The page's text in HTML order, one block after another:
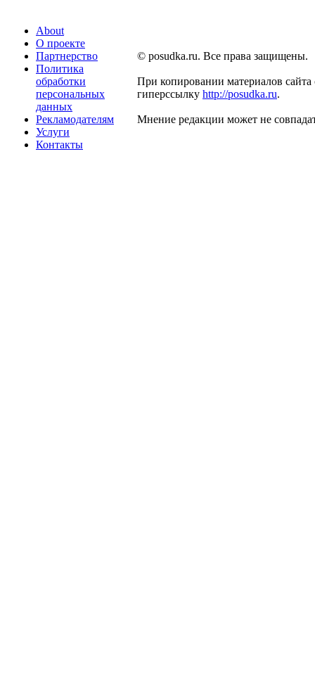
About
О проекте
Партнерство
Политика
обработки
персональных
данных
Рекламодателям
Услуги
Контакты
© posudka.ru. Все права защищены.
При копировании материалов сайта
гиперссылку http://posudka.ru.
Мнение редакции может не